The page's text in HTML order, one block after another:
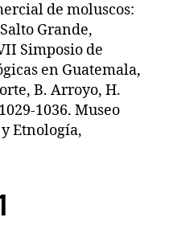
de moluscos:
Grande,
Simposio de
en Guatemala,
B. Arroyo, H.
1036. Museo
Etnología,